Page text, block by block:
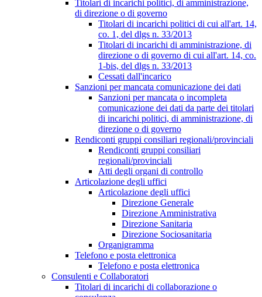
Titolari di incarichi politici, di amministrazione,
di direzione o di governo
Titolari di incarichi politici di cui all'art. 14,
co. 1, del dlgs n. 33/2013
Titolari di incarichi di amministrazione, di
direzione o di governo di cui all'art. 14, co.
1-bis, del dlgs n. 33/2013
Cessati dall'incarico
Sanzioni per mancata comunicazione dei dati
Sanzioni per mancata o incompleta
comunicazione dei dati da parte dei titolari
di incarichi politici, di amministrazione, di
direzione o di governo
Rendiconti gruppi consiliari regionali/provinciali
Rendiconti gruppi consiliari
regionali/provinciali
Atti degli organi di controllo
Articolazione degli uffici
Articolazione degli uffici
Direzione Generale
Direzione Amministrativa
Direzione Sanitaria
Direzione Sociosanitaria
Organigramma
Telefono e posta elettronica
Telefono e posta elettronica
Consulenti e Collaboratori
Titolari di incarichi di collaborazione o